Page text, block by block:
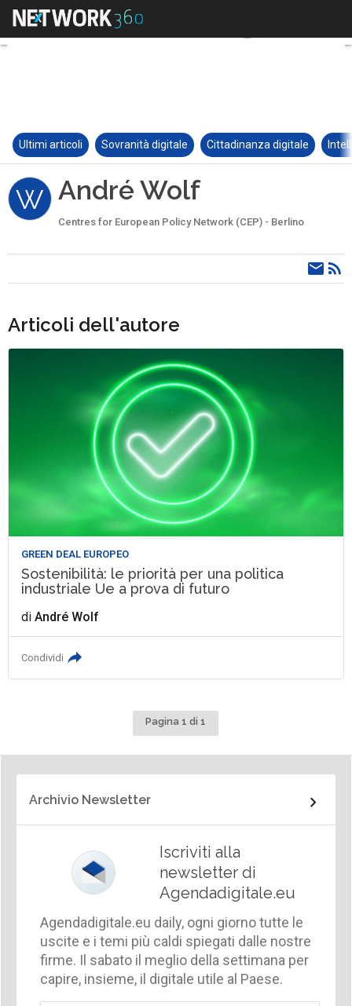
Ultimi articoli Sovranità digitale Cittadinanza digitale
W André Wolf
Centres for European Policy Network (CEP) - Berlino
Articoli dell'autore
GREEN DEAL EUROPEO
Sostenibilità: le priorità per una politica
industriale Ue a prova di futuro
diAndré Wolf
Condividi
Pagina 1 di 1
Archivio Newsletter
Iscriviti alla
newsletter di
Agendadigitale.eu
Agendadigitale.eu daily, ogni giorno tutte le
uscite e i temi più caldi spiegati dalle nostre
firme. Il sabato il meglio della settimana per
capire, insieme, il digitale utile al Paese.